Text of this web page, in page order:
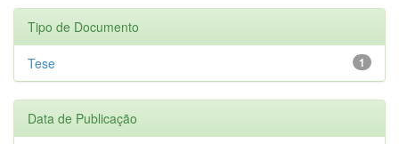
Tipo de Documento
1
Tese
Data de Publicação